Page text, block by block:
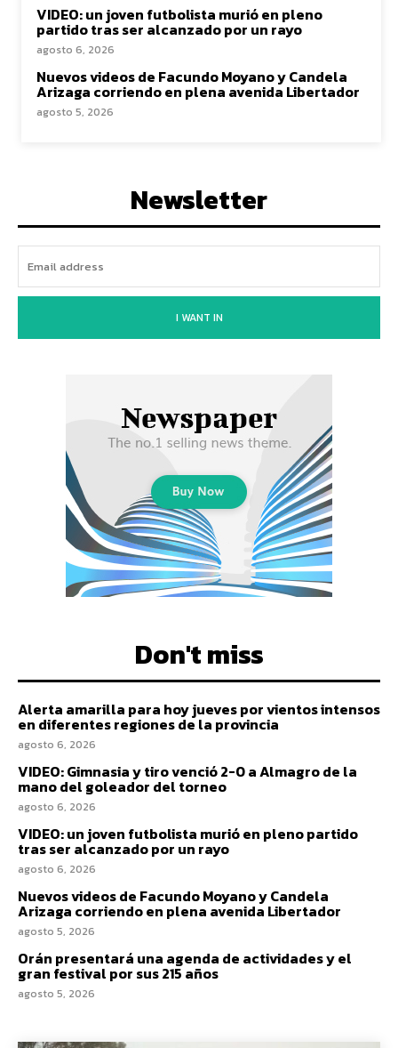
VIDEO: un joven futbolista murió en pleno
partido tras ser alcanzado por un rayo
agosto 6, 2026
Nuevos videos de Facundo Moyano y Candela
Arizaga corriendo en plena avenida Libertador
agosto 5, 2026
Newsletter
I WANT IN
Don't miss
Alerta amarilla para hoy jueves por vientos intensos
en diferentes regiones de la provincia
agosto 6, 2026
VIDEO: Gimnasia y tiro venció 2-0 a Almagro de la
mano del goleador del torneo
agosto 6, 2026
VIDEO: un joven futbolista murió en pleno partido
tras ser alcanzado por un rayo
agosto 6, 2026
Nuevos videos de Facundo Moyano y Candela
Arizaga corriendo en plena avenida Libertador
agosto 5, 2026
Orán presentará una agenda de actividades y el
gran festival por sus 215 años
agosto 5, 2026